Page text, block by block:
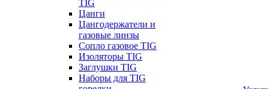
TIG
Цанги
Цангодержатели и
газовые линзы
Сопло газовое TIG
Изоляторы TIG
Заглушки TIG
Наборы для TIG